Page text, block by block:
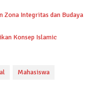
Zona Integritas dan Budaya
Konsep Islamic
Mahasiswa